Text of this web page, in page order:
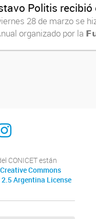
Politis
28 de marzo
organizado por
CONICET están
Creative Commons
Argentina License